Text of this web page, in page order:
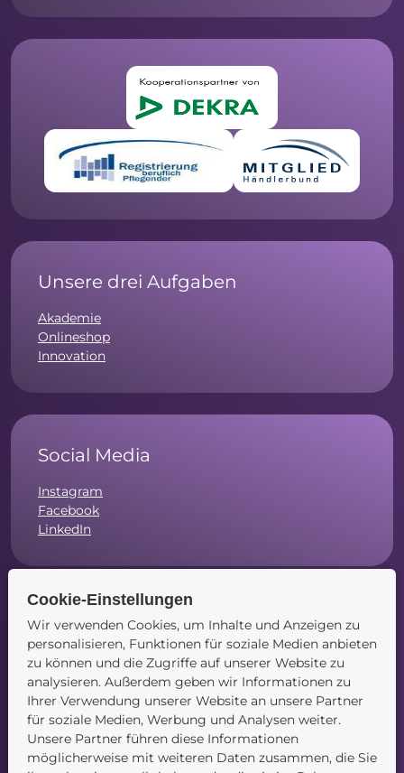
Unsere drei Aufgaben
Akademie
Onlineshop
Innovation
Social Media
Instagram
Facebook
LinkedIn
Navigation
Startseite
Blog
Kontakt
Cookie-Einstellungen
Wir verwenden Cookies, um Inhalte und Anzeigen zu
personalisieren, Funktionen für soziale Medien anbieten
zu können und die Zugriffe auf unserer Website zu
analysieren. Außerdem geben wir Informationen zu
Ihrer Verwendung unserer Website an unsere Partner
für soziale Medien, Werbung und Analysen weiter.
Unsere Partner führen diese Informationen
möglicherweise mit weiteren Daten zusammen, die Sie